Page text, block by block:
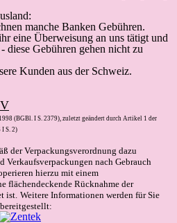
manche Banken Gebühren.
eine Überweisung an uns tätigt und
diese Gebühren gehen nicht zu
Kunden aus der Schweiz.
(BGBl. I S. 2379), zuletzt geändert durch Artikel 1 der
I S. 2)
der Verpackungsverordnung dazu
Verkaufsverpackungen nach Gebrauch
hierzu mit einem
flächendeckende Rücknahme der
ist. Weitere Informationen werden für Sie